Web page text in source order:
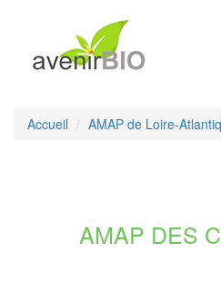
Accueil AMAP de Loire-
AMAP DES